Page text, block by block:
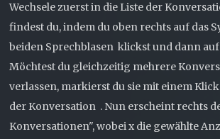
Wechsele zuerst in die Liste der
findest du, indem du oben rechts auf das
beiden Sprechblasen klickst und dann
Möchtest du gleichzeitig mehrere
verlassen, markierst du sie mit einem
der Konversation . Nun erscheint rechts
Konversationen", wobei x die gewählte